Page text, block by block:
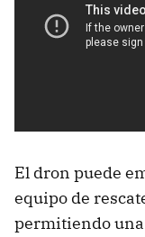
El dron puede
equipo de
permitiendo